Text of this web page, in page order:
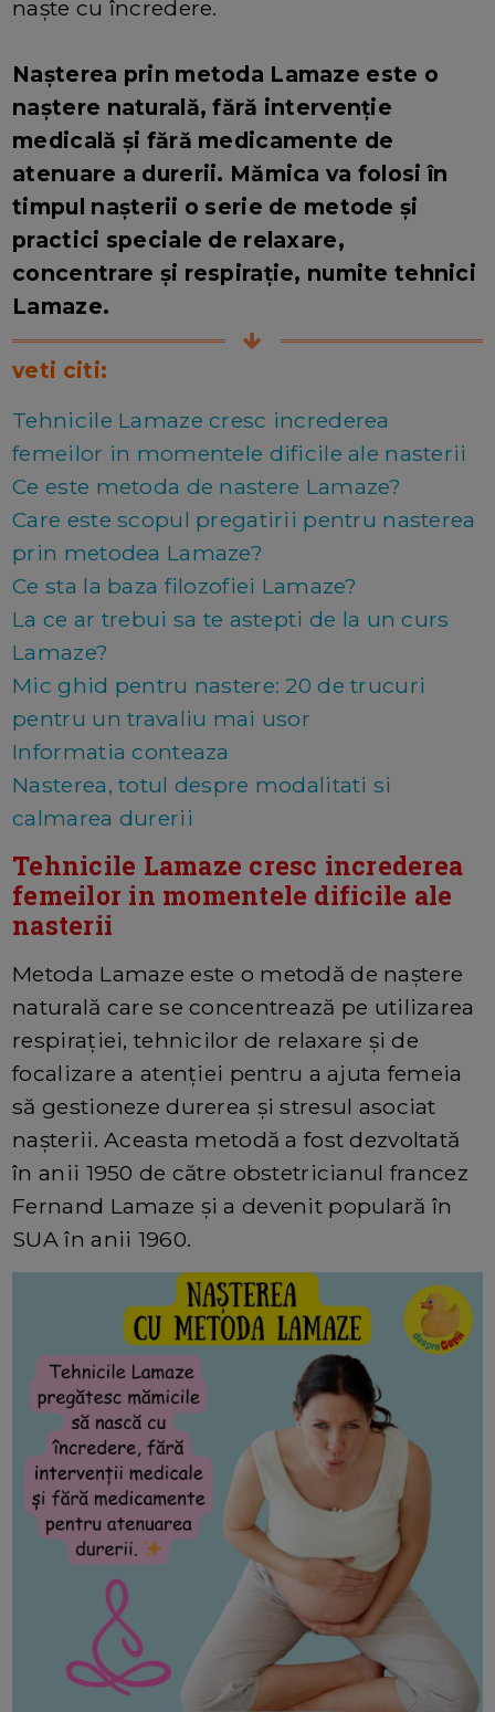
naște cu încredere.
Nașterea prin metoda Lamaze este o
naștere naturală, fără intervenție
medicală și fără medicamente de
atenuare a durerii. Mămica va folosi în
timpul nașterii o serie de metode și
practici speciale de relaxare,
concentrare și respirație, numite tehnici
Lamaze.
veti citi:
Tehnicile Lamaze cresc increderea
femeilor in momentele dificile ale nasterii
Ce este metoda de nastere Lamaze?
Care este scopul pregatirii pentru nasterea
prin metodea Lamaze?
Ce sta la baza filozofiei Lamaze?
La ce ar trebui sa te astepti de la un curs
Lamaze?
Mic ghid pentru nastere: 20 de trucuri
pentru un travaliu mai usor
Informatia conteaza
Nasterea, totul despre modalitati si
calmarea durerii
Tehnicile Lamaze cresc increderea
femeilor in momentele dificile ale
nasterii
Metoda Lamaze este o metodă de naștere
naturală care se concentrează pe utilizarea
respirației, tehnicilor de relaxare și de
focalizare a atenției pentru a ajuta femeia
să gestioneze durerea și stresul asociat
nașterii. Aceasta metodă a fost dezvoltată
în anii 1950 de către obstetricianul francez
Fernand Lamaze și a devenit populară în
SUA în anii 1960.